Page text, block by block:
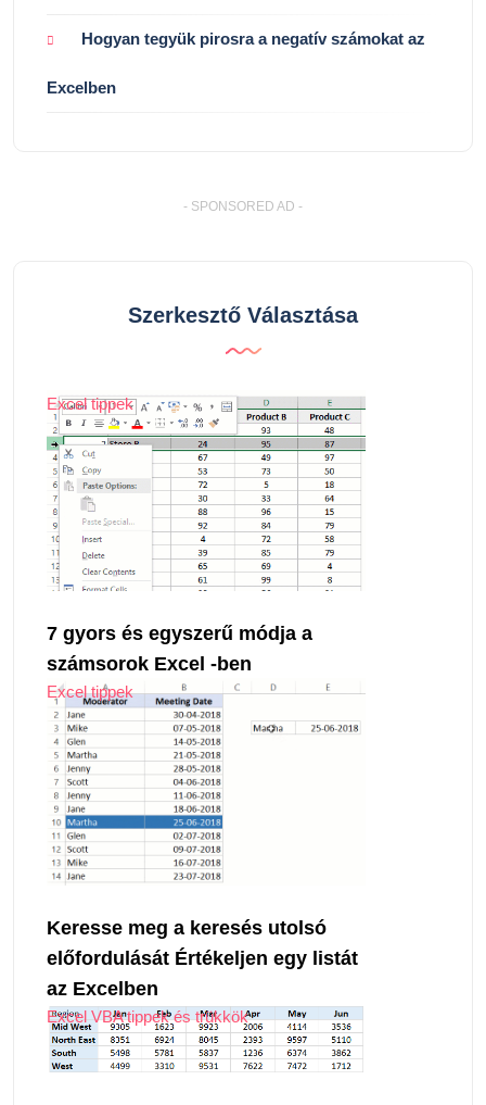
Hogyan tegyük pirosra a negatív számokat az
Excelben
- SPONSORED AD -
Szerkesztő Választása
Excel tippek
7 gyors és egyszerű módja a
számsorok Excel -ben
Excel tippek
Keresse meg a keresés utolsó
előfordulását Értékeljen egy listát
az Excelben
Excel VBA tippek és trükkök